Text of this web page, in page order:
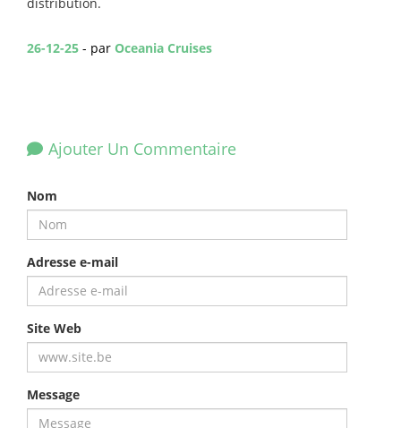
26-12-25 - par Oceania Cruises
Ajouter Un Commentaire
Nom
Adresse e-mail
Site Web
Message